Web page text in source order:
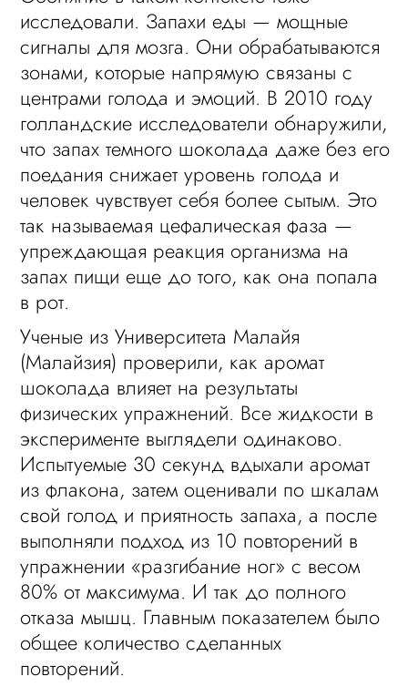
исследовали. Запахи еды — мощные
сигналы для мозга. Они обрабатываются
зонами, которые напрямую связаны с
центрами голода и эмоций. В 2010 году
голландские исследователи обнаружили,
что запах темного шоколада даже без его
поедания снижает уровень голода и
человек чувствует себя более сытым. Это
так называемая цефалическая фаза —
упреждающая реакция организма на
запах пищи еще до того, как она попала
в рот.
Ученые из Университета Малайя
(Малайзия) проверили, как аромат
шоколада влияет на результаты
физических упражнений. Все жидкости в
эксперименте выглядели одинаково.
Испытуемые 30 секунд вдыхали аромат
из флакона, затем оценивали по шкалам
свой голод и приятность запаха, а после
выполняли подход из 10 повторений в
упражнении «разгибание ног» с весом
80% от максимума. И так до полного
отказа мышц. Главным показателем было
общее количество сделанных
повторений.